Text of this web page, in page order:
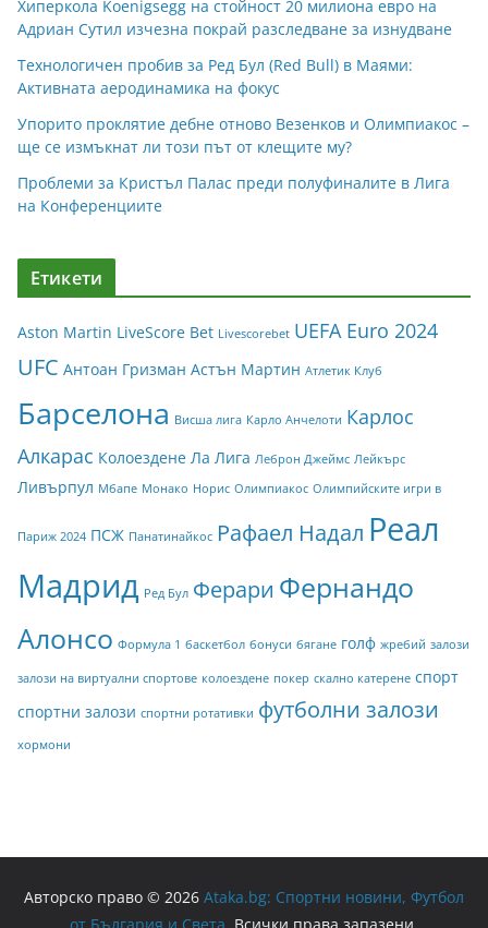
Хиперкола Koenigsegg на стойност 20 милиона евро на
Адриан Сутил изчезна покрай разследване за изнудване
Технологичен пробив за Ред Бул (Red Bull) в Маями:
Активната аеродинамика на фокус
Упорито проклятие дебне отново Везенков и Олимпиакос –
ще се измъкнат ли този път от клещите му?
Проблеми за Кристъл Палас преди полуфиналите в Лига
на Конференциите
Етикети
Aston Martin LiveScore Bet Livescorebet UEFA Euro 2024
UFC Антоан Гризман Астън Мартин Атлетик Клуб
Барселона Висша лига Карло Анчелоти Карлос
Алкарас Колоездене Ла Лига Леброн Джеймс Лейкърс
Ливърпул Мбапе Монако Норис Олимпиакос Олимпийските игри в
Париж 2024 ПСЖ Панатинайкос Рафаел Надал Реал
Мадрид Ред Бул Ферари Фернандо
Алонсо Формула 1 баскетбол бонуси бягане голф жребий залози
залози на виртуални спортове колоездене покер скално катерене спорт
спортни залози спортни ротативки футболни залози
хормони
Авторско право © 2026 Ataka.bg: Спортни новини, Футбол